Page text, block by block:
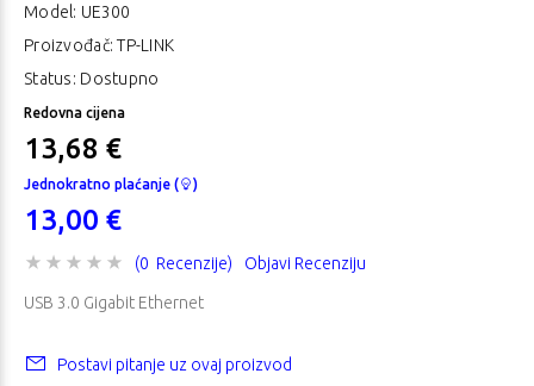
Model: UE300
Proizvođač: TP-LINK
Status: Dostupno
Redovna cijena
13,68 €
Jednokratno plaćanje ( )
13,00 €
(0 Recenzije) Objavi Recenziju
USB 3.0 Gigabit Ethernet
Postavi pitanje uz ovaj proizvod